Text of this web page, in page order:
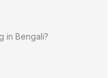
in Bengali?